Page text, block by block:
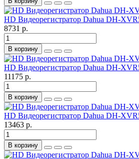
HD Видеорегистратор Dahua DH-
8731 р.
В корзину
HD Видеорегистратор Dahua DH-
11175 р.
В корзину
HD Видеорегистратор Dahua DH-
13463 р.
В корзину